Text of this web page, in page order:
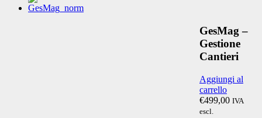
GesMag –
Gestione
Cantieri
Aggiungi al
carrello
€499,00 IVA
escl.